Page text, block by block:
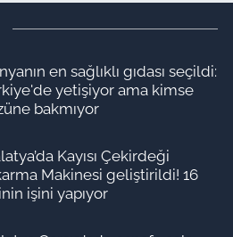
en sağlıklı gıdası seçildi:
yetişiyor ama kimse
bakmıyor
Kayısı Çekirdeği
Makinesi geliştirildi! 16
işini yapıyor